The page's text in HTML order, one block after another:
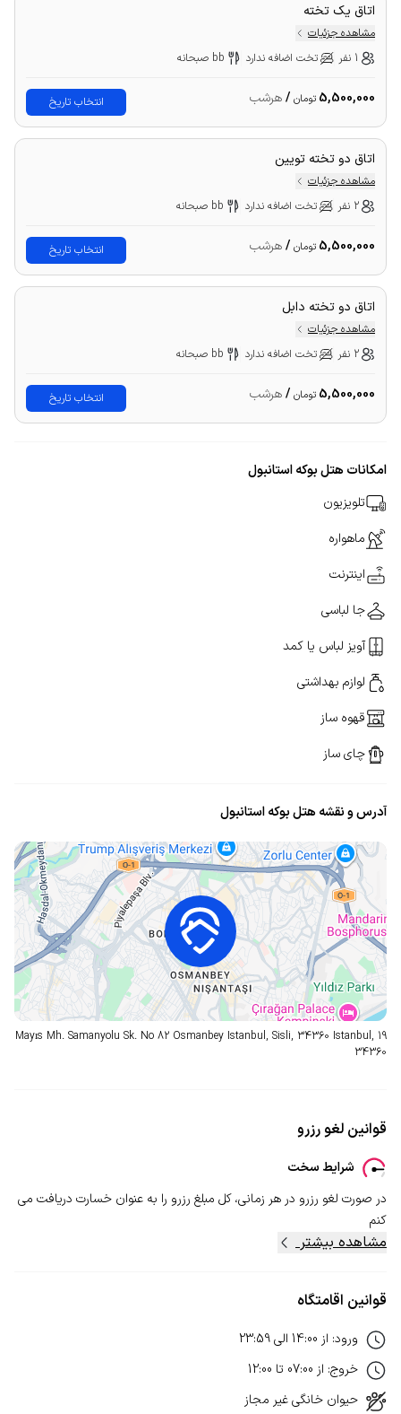
اتاق یک تخته
مشاهده جزئیات
1 نفر
تخت اضافه ندارد bb صبحانه
5,500,000 تومان /هرشب انتخاب تاریخ
اتاق دو تخته تویین
مشاهده جزئیات
2 نفر
تخت اضافه ندارد bb صبحانه
5,500,000 تومان /هرشب انتخاب تاریخ
اتاق دو تخته دابل
مشاهده جزئیات
2 نفر
تخت اضافه ندارد bb صبحانه
5,500,000 تومان /هرشب انتخاب تاریخ
امکانات هتل بوکه استانبول
تلویزیون
ماهواره
اینترنت
جا لباسی
آویز لباس یا کمد
لوازم بهداشتی
قهوه ساز
چای ساز
آدرس و نقشه هتل بوکه استانبول
19 Mayıs Mh. Samanyolu Sk. No 82 Osmanbey Istanbul, Sisli, 34360 Istanbul,
34360
قوانین لغو رزرو
شرایط سخت
در صورت لغو رزرو در هر زمانی، کل مبلغ رزرو را به عنوان خسارت دریافت می
کنم
مشاهده بیشتر
قوانین اقامتگاه
ورود: از 14:00 الی23:59
خروج: از 07:00 تا 12:00
حیوان خانگیغیر مجاز